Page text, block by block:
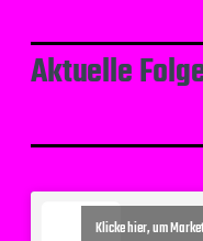
Aktuelle
Klicke hier, um